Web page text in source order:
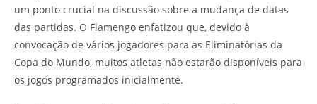
um ponto crucial na discussão sobre a mudança de datas
das partidas. O Flamengo enfatizou que, devido à
convocação de vários jogadores para as Eliminatórias da
Copa do Mundo, muitos atletas não estarão disponíveis para
os jogos programados inicialmente.